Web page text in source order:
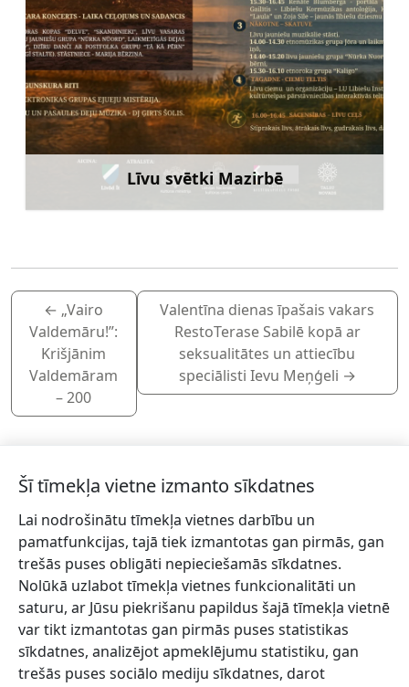
Līvu svētki Mazirbē
Uzzināt vairāk
← „Vairo
Valdemāru!”:
Krišjānim
Valdemāram
– 200
Valentīna dienas īpašais vakars
RestoTerase Sabilē kopā ar
seksualitātes un attiecību
speciālisti Ievu Meņģeli →
Piesakies jaunumiem!
Pieraksties jaunumiem e-pastā un nepalaid garām
jaunākās aktualitātes.
Šī tīmekļa vietne izmanto sīkdatnes
Lai nodrošinātu tīmekļa vietnes darbību un
pamatfunkcijas, tajā tiek izmantotas gan pirmās, gan
trešās puses obligāti nepieciešamās sīkdatnes.
Nolūkā uzlabot tīmekļa vietnes funkcionalitāti un
saturu, ar Jūsu piekrišanu papildus šajā tīmekļa vietnē
var tikt izmantotas gan pirmās puses statistikas
sīkdatnes, analizējot apmeklējumu statistiku, gan
trešās puses sociālo mediju sīkdatnes, darot